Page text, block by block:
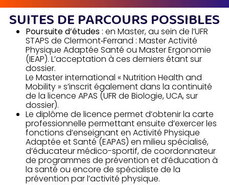
SUITES DE PARCOURS POSSIBLES
Poursuite d’études : en Master, au sein de l’UFR
STAPS de Clermont‑Ferrand : Master Activité
Physique Adaptée Santé ou Master Ergonomie
(IEAP). L’acceptation à ces derniers étant sur
dossier.
Le Master international « Nutrition Health and
Mobility » s’inscrit également dans la continuité
de la licence APAS (UFR de Biologie, UCA, sur
dossier).
Le diplôme de licence permet d’obtenir la carte
professionnelle permettant ensuite d’exercer les
fonctions d’enseignant en Activité Physique
Adaptée et Santé (EAPAS) en milieu spécialisé,
d’éducateur médico-sportif, de coordonnateur
de programmes de prévention et d’éducation à
la santé ou encore de spécialiste de la
prévention par l’activité physique.